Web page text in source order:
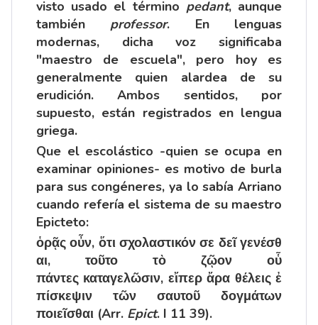
visto usado el término pedant, aunque
también professor. En lenguas
modernas, dicha voz significaba
"maestro de escuela", pero hoy es
generalmente quien alardea de su
erudición. Ambos sentidos, por
supuesto, están registrados en lengua
griega.
Que el escolástico -quien se ocupa en
examinar opiniones- es motivo de burla
para sus congéneres, ya lo sabía Arriano
cuando refería el sistema de su maestro
Epicteto:
ὁρᾷς οὖν, ὅτι σχολαστικόνσε δεῖ γενέσθ
αι, τοῦτο τὸ ζῷον οὗ
πάντες καταγελῶσιν, εἴπερ ἄρα θέλεις ἐ
πίσκεψιν τῶν σαυτοῦ δογμάτων
ποιεῖσθαι (Arr. Epict. I 11 39).